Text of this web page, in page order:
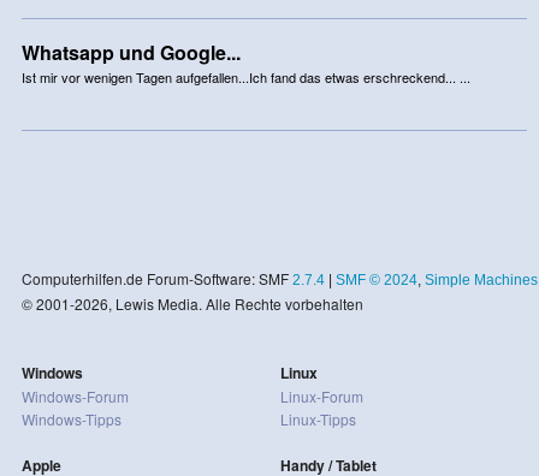
Whatsapp und Google...
Ist mir vor wenigen Tagen aufgefallen...Ich fand das etwas erschreckend... ...
Computerhilfen.de Forum-Software: SMF 2.7.4| SMF © 2024, Simple Machines
© 2001-2026, Lewis Media. Alle Rechte vorbehalten
Windows
Windows-Forum
Windows-Tipps
Apple
Linux
Linux-Forum
Linux-Tipps
Handy / Tablet